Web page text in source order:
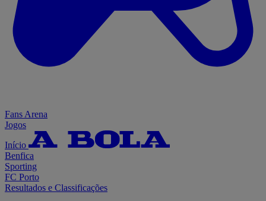
Fans Arena
Jogos
Início
Benfica
Sporting
FC Porto
Resultados e Classificações